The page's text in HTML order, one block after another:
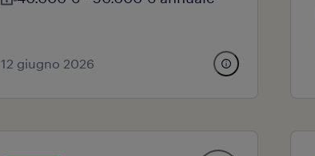
12 giugno 2026